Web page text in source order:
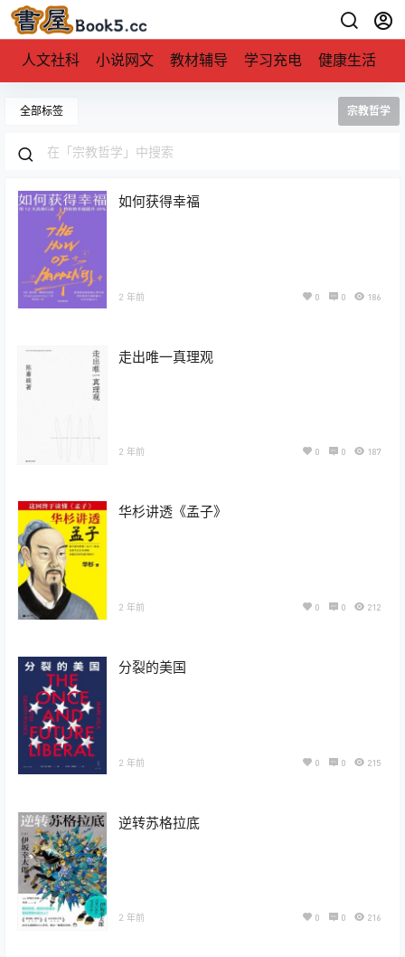
人文社科 小说网文 教材辅导 学习充电 健康生活
全部标签 宗教哲学
如何获得幸福
2 年前 0 0 186
走出唯一真理观
2 年前 0 0 187
华杉讲透《孟子》
2 年前 0 0 212
分裂的美国
2 年前 0 0 215
逆转苏格拉底
2 年前 0 0 216